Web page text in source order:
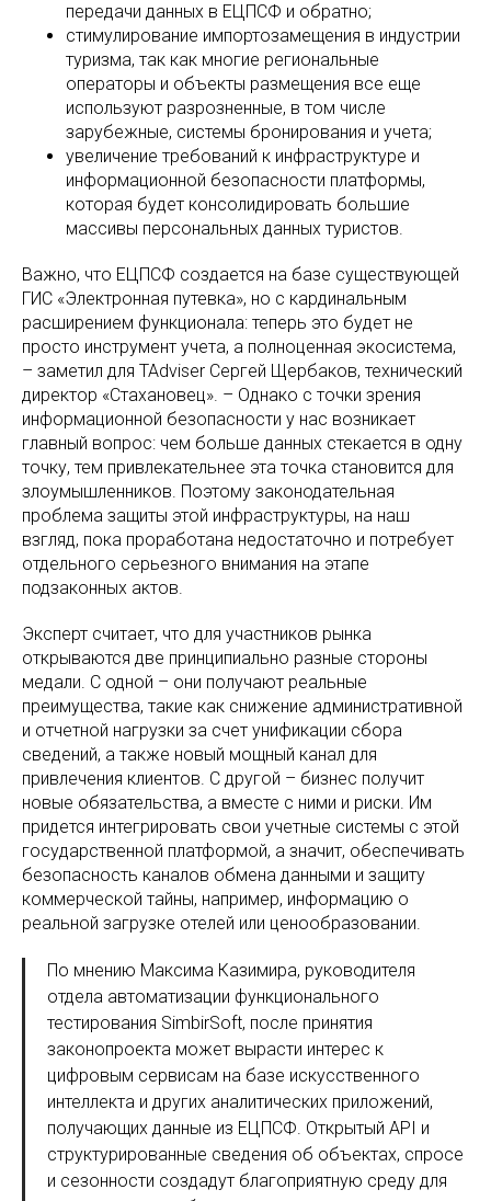
передачи данных в ЕЦПСФ и обратно;
стимулирование импортозамещения в индустрии
туризма, так как многие региональные
операторы и объекты размещения все еще
используют разрозненные, в том числе
зарубежные, системы бронирования и учета;
увеличение требований к инфраструктуре и
информационной безопасности платформы,
которая будет консолидировать большие
массивы персональных данных туристов.
Важно, что ЕЦПСФ создается на базе существующей
ГИС «Электронная путевка», но с кардинальным
расширением функционала: теперь это будет не
просто инструмент учета, а полноценная экосистема,
– заметил для TAdviser Сергей Щербаков, технический
директор «Стахановец». – Однако с точки зрения
информационной безопасности у нас возникает
главный вопрос: чем больше данных стекается в одну
точку, тем привлекательнее эта точка становится для
злоумышленников. Поэтому законодательная
проблема защиты этой инфраструктуры, на наш
взгляд, пока проработана недостаточно и потребует
отдельного серьезного внимания на этапе
подзаконных актов.
Эксперт считает, что для участников рынка
открываются две принципиально разные стороны
медали. С одной – они получают реальные
преимущества, такие как снижение административной
и отчетной нагрузки за счет унификации сбора
сведений, а также новый мощный канал для
привлечения клиентов. С другой – бизнес получит
новые обязательства, а вместе с ними и риски. Им
придется интегрировать свои учетные системы с этой
государственной платформой, а значит, обеспечивать
безопасность каналов обмена данными и защиту
коммерческой тайны, например, информацию о
реальной загрузке отелей или ценообразовании.
По мнению Максима Казимира, руководителя
отдела автоматизации функционального
тестирования SimbirSoft, после принятия
законопроекта может вырасти интерес к
цифровым сервисам на базе искусственного
интеллекта и других аналитических приложений,
получающих данные из ЕЦПСФ. Открытый API и
структурированные сведения об объектах, спросе
и сезонности создадут благоприятную среду для